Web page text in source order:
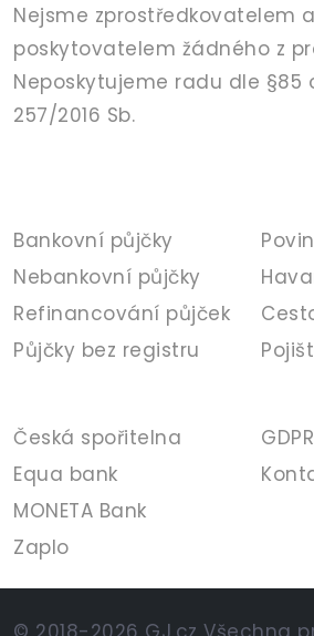
Nejsme zprostředkovatelem
poskytovatelem žádného z
Neposkytujeme radu dle §85
257/2016 Sb.
Bankovní půjčky
Nebankovní půjčky
Refinancování půjček
Půjčky bez registru
Česká spořitelna
Equa bank
MONETA Bank
Zaplo